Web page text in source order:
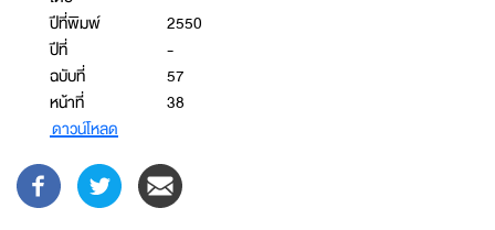
ปีที่พิมพ์
2550
ปีที่
-
ฉบับที่
57
หน้าที่
38
ดาวน์โหลด